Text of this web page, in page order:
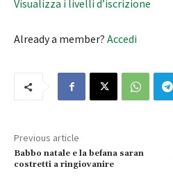
Visualizza i livelli d’iscrizione
Already a member? Accedi
Previous article
Babbo natale e la befana saran
costretti a ringiovanire